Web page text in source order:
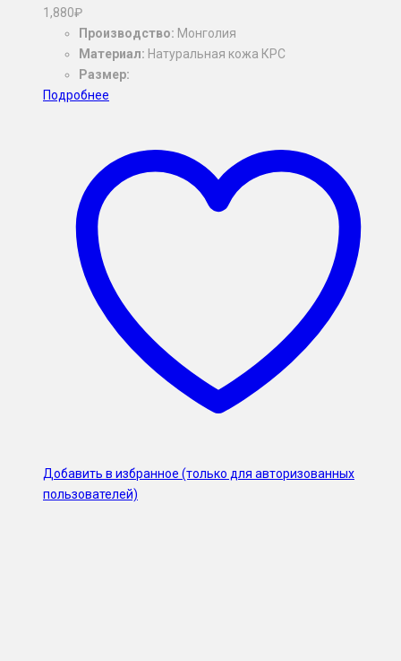
1,880₽
Производство: Монголия
Материал: Натуральная кожа КРС
Размер:
Подробнее
Добавить в избранное (только для авторизованных
пользователей)